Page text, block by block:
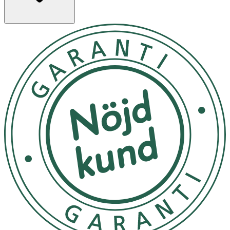
· Lång hållbarhet upp till 16 timmar
· Naturlig, lystergivande matt finish
· Innehåller niacinamid och nordiskt blåbärsextrakt
· Kan byggas upp till önskad täckning
Användning
· Applicera och jämna ut med foundationborste eller
makeupsvamp.
· Bygg upp täckningen efter behov.
Förvaring
Förvaras oåtkomligt för barn.
Innehåll